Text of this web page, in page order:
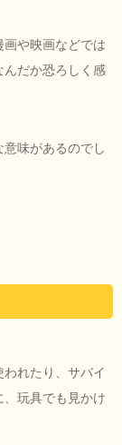
や映画などでは
んだか恐ろしく感
味があるのでし
われたり、サバイ
玩具でも見かけ